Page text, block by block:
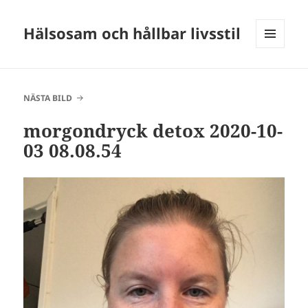
Hälsosam och hållbar livsstil
NÄSTA BILD
morgondryck detox 2020-10-
03 08.08.54